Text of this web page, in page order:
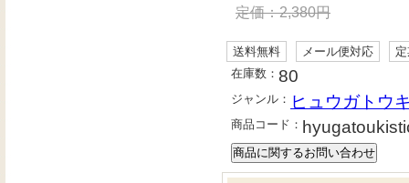
定価：2,380円
送料無料 メール便対応
在庫数： 80
ジャンル： ヒュウガトウ
商品コード：